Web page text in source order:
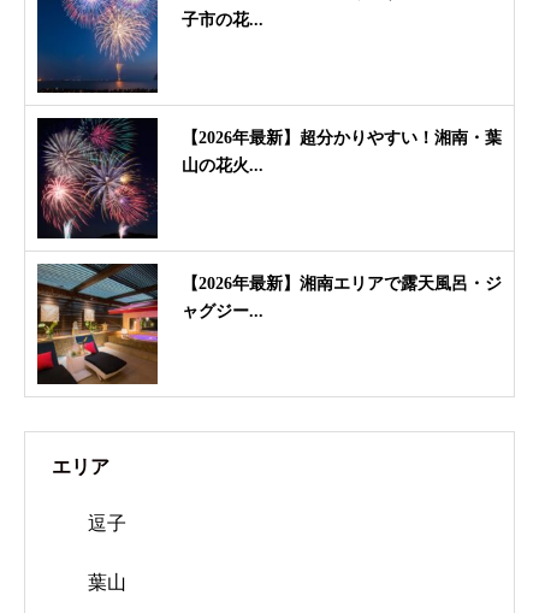
子市の花...
【2026年最新】超分かりやすい！湘南・葉
山の花火...
【2026年最新】湘南エリアで露天風呂・ジ
ャグジー...
エリア
逗子
葉山